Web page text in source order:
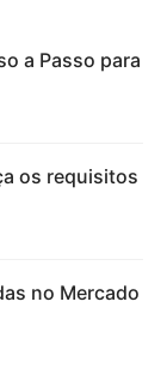
a Passo para
os requisitos
no Mercado